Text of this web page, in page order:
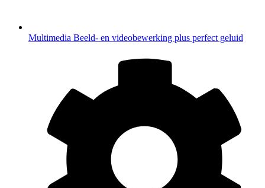
Multimedia Beeld- en videobewerking plus perfect geluid